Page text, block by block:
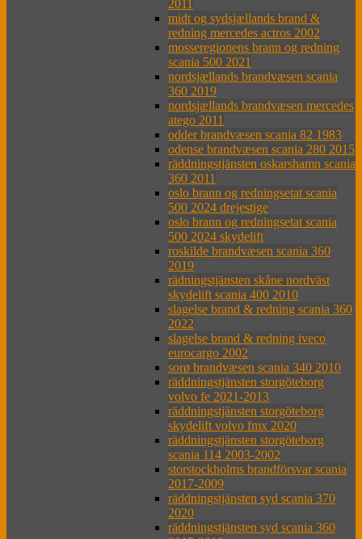
2011
midt og sydsjællands brand &
redning mercedes actros 2002
mosseregionens brann og redning
scania 500 2021
nordsjællands brandvæsen scania
360 2019
nordsjællands brandvæsen mercedes
atego 2011
odder brandvæsen scania 82 1983
odense brandvæsen scania 280 2015
räddningstjänsten oskarshamn scania
360 2011
oslo brann og redningsetat scania
500 2024 drejestige
oslo brann og redningsetat scania
500 2024 skydelift
roskilde brandvæsen scania 360
2019
rädningstjänsten skåne nordväst
skydelift scania 400 2010
slagelse brand & redning scania 360
2022
slagelse brand & redning iveco
eurocargo 2002
sorø brandvæsen scania 340 2010
räddningstjänsten storgöteborg
volvo fe 2021-2013
räddningstjänsten storgöteborg
skydelift volvo fmx 2020
räddningstjänsten storgöteborg
scania 114 2003-2002
storstockholms brandförsvar scania
2017-2009
räddningstjänsten syd scania 370
2020
räddningstjänsten syd scania 360